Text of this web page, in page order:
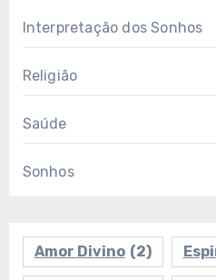
Interpretação dos Sonhos
Religião
Saúde
Sonhos
Amor Divino (2)